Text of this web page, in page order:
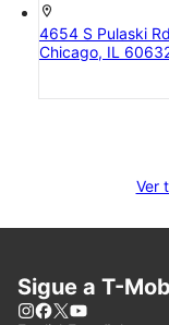
location_on
4654 S Pulaski Rd
Chicago, IL
Ver